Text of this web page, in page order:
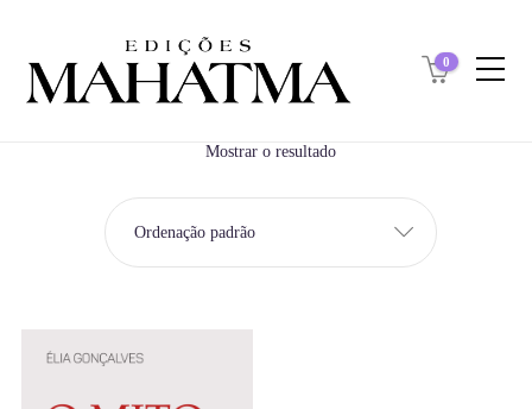
0
Mostrar o resultado
Ordenação padrão